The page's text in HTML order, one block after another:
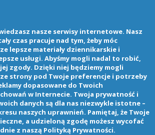
nasze serwisy internetowe. Nasz
czas pracuje nad tym, żeby móc
lepsze materiały dziennikarskie i
usługi. Abyśmy mogli nadal to robić,
zgody. Dzięki niej będziemy mogli
strony pod Twoje preferencje i potrzeby
dopasowane do Twoich
w Internecie. Twoja prywatność i
danych są dla nas niezwykle istotne –
naszych uprawnień. Pamiętaj, że Twoje
a udzieloną zgodę możesz wycofać
z naszą Polityką Prywatności.